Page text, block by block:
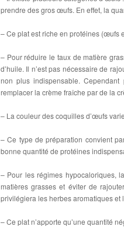
prendre des gros œufs. En effet, la
– Ce plat est riche en protéines (œufs
– Pour réduire le taux de matière
d’huile. Il n’est pas nécessaire de
non plus indispensable.
remplacer la crème fraîche par de la
– La couleur des coquilles d’œufs
– Ce type de préparation convient
bonne quantité de protéines
– Pour les régimes hypocaloriques,
matières grasses et éviter de
privilégiera les herbes aromatiques et
– Ce plat n’apporte qu’une quantité